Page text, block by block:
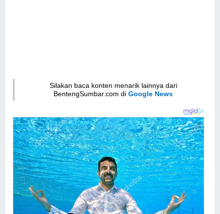
Silakan baca konten menarik lainnya dari
BentengSumbar.com diGoogle News